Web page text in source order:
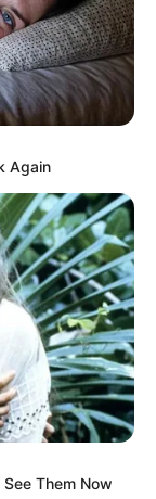
que ela
para o
esta não
sozinha.
AVC,
a filha